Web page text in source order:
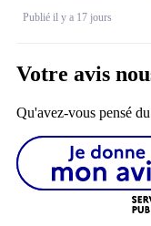
Publié il y a 17 jours
Votre avis
Qu'avez-vous pensé